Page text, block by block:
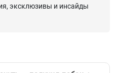
эксклюзивы и инсайды